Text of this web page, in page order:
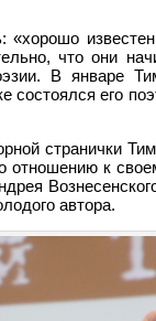
известен
что они
В январе
его
странички
к
автора.